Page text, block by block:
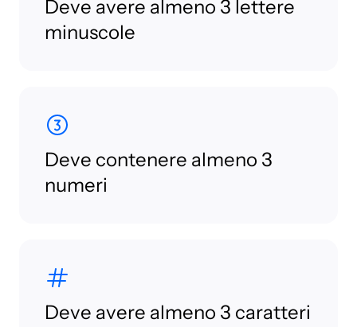
Deve avere almeno 3 lettere
minuscole
Deve contenere almeno 3
numeri
Deve avere almeno 3 caratteri